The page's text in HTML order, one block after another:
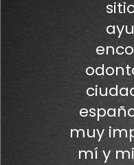
muy
mí y